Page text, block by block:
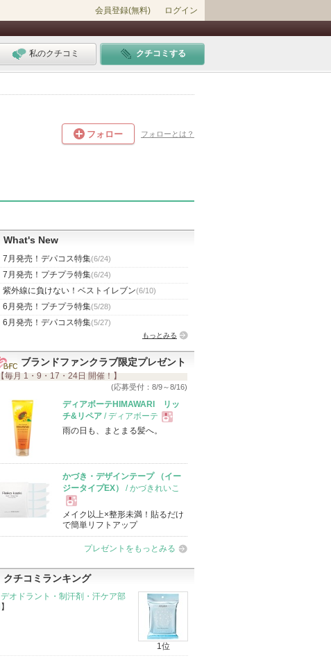
会員登録(無料) ログイン
私のクチコミ クチコミする
フォロー フォローとは？
What's New
7月発売！デパコス特集(6/24)
7月発売！プチプラ特集(6/24)
紫外線に負けない！ベストイレブン(6/10)
6月発売！プチプラ特集(5/28)
6月発売！デパコス特集(5/27)
もっとみる
ブランドファンクラブ限定プレゼント
【毎月 1・9・17・24日 開催！】
(応募受付：8/9～8/16)
ディアボーテHIMAWARI リッ
チ&リペア / ディアボーテ
品
雨の日も、まとまる髪へ。
かづき・デザインテープ （イー
ジータイプEX）
/ かづきれいこ
現
メイク以上×整形未満！貼るだけ
で簡単リフトアップ
プレゼントをもっとみる
クチコミランキング
デオドラント・制汗剤・汗ケア部
】
1位